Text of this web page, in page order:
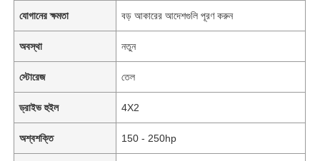
যোগানের ক্ষমতা বড় আকারের আদেশগুলি পূরণ করুন
অবস্থা নতুন
স্টোরেজ তেল
ড্রাইভ হুইল 4X2
অশ্বশক্তি 150 - 250hp